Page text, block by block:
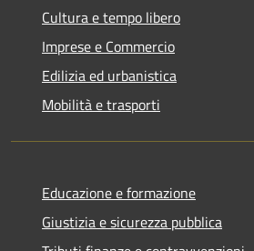
Cultura e tempo libero
Imprese e Commercio
Edilizia ed urbanistica
Mobilità e trasporti
Educazione e formazione
Giustizia e sicurezza pubblica